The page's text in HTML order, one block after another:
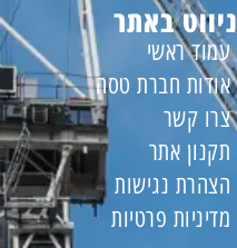
ניווט באתר
עמוד ראשי
אודות חברת טסה
צרו קשר
תקנון אתר
הצהרת נגישות
מדיניות פרטיות